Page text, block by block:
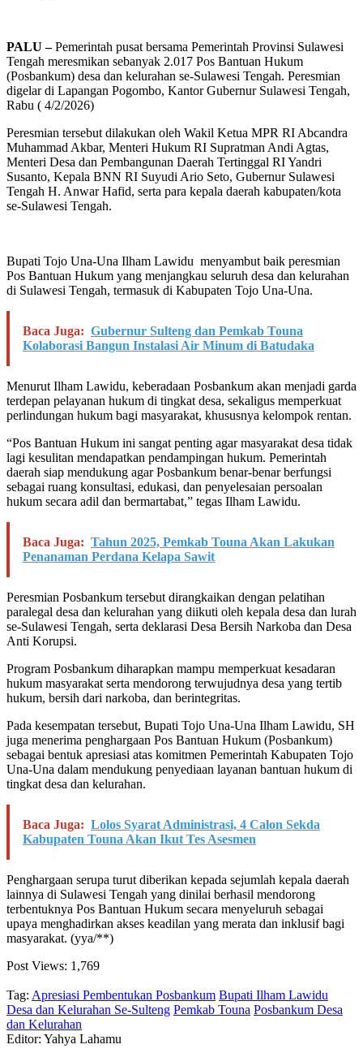
PALU –Pemerintah pusat bersama Pemerintah Provinsi Sulawesi
Tengah meresmikan sebanyak 2.017 Pos Bantuan Hukum
(Posbankum) desa dan kelurahan se-Sulawesi Tengah. Peresmian
digelar di Lapangan Pogombo, Kantor Gubernur Sulawesi Tengah,
Rabu ( 4/2/2026)
Peresmian tersebut dilakukan oleh Wakil Ketua MPR RI Abcandra
Muhammad Akbar, Menteri Hukum RI Supratman Andi Agtas,
Menteri Desa dan Pembangunan Daerah Tertinggal RI Yandri
Susanto, Kepala BNN RI Suyudi Ario Seto, Gubernur Sulawesi
Tengah H. Anwar Hafid, serta para kepala daerah kabupaten/kota
se-Sulawesi Tengah.
Bupati Tojo Una-Una Ilham Lawidu menyambut baik peresmian
Pos Bantuan Hukum yang menjangkau seluruh desa dan kelurahan
di Sulawesi Tengah, termasuk di Kabupaten Tojo Una-Una.
Baca Juga: Gubernur Sulteng dan Pemkab Touna
Kolaborasi Bangun Instalasi Air Minum di Batudaka
Menurut Ilham Lawidu, keberadaan Posbankum akan menjadi garda
terdepan pelayanan hukum di tingkat desa, sekaligus memperkuat
perlindungan hukum bagi masyarakat, khususnya kelompok rentan.
“Pos Bantuan Hukum ini sangat penting agar masyarakat desa tidak
lagi kesulitan mendapatkan pendampingan hukum. Pemerintah
daerah siap mendukung agar Posbankum benar-benar berfungsi
sebagai ruang konsultasi, edukasi, dan penyelesaian persoalan
hukum secara adil dan bermartabat,” tegas Ilham Lawidu.
Baca Juga: Tahun 2025, Pemkab Touna Akan Lakukan
Penanaman Perdana Kelapa Sawit
Peresmian Posbankum tersebut dirangkaikan dengan pelatihan
paralegal desa dan kelurahan yang diikuti oleh kepala desa dan lurah
se-Sulawesi Tengah, serta deklarasi Desa Bersih Narkoba dan Desa
Anti Korupsi.
Program Posbankum diharapkan mampu memperkuat kesadaran
hukum masyarakat serta mendorong terwujudnya desa yang tertib
hukum, bersih dari narkoba, dan berintegritas.
Pada kesempatan tersebut, Bupati Tojo Una-Una Ilham Lawidu, SH
juga menerima penghargaan Pos Bantuan Hukum (Posbankum)
sebagai bentuk apresiasi atas komitmen Pemerintah Kabupaten Tojo
Una-Una dalam mendukung penyediaan layanan bantuan hukum di
tingkat desa dan kelurahan.
Baca Juga: Lolos Syarat Administrasi, 4 Calon Sekda
Kabupaten Touna Akan Ikut Tes Asesmen
Penghargaan serupa turut diberikan kepada sejumlah kepala daerah
lainnya di Sulawesi Tengah yang dinilai berhasil mendorong
terbentuknya Pos Bantuan Hukum secara menyeluruh sebagai
upaya menghadirkan akses keadilan yang merata dan inklusif bagi
masyarakat. (yya/**)
Post Views: 1,769
Tag: Apresiasi Pembentukan Posbankum Bupati Ilham Lawidu
Desa dan Kelurahan Se-Sulteng Pemkab Touna Posbankum Desa
dan Kelurahan
Editor: Yahya Lahamu